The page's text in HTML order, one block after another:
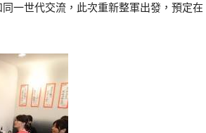
一世代交流，此次重新整軍出發，預定在